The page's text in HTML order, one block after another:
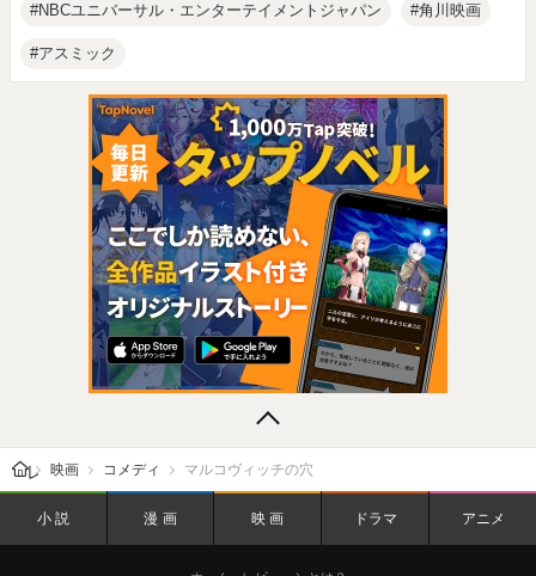
NBCユニバーサル・エンターテイメントジャパン 角川映画
アスミック
レビューン トップ
映画 コメディ マルコヴィッチの穴
小説 漫画 映画 ドラマ アニメ